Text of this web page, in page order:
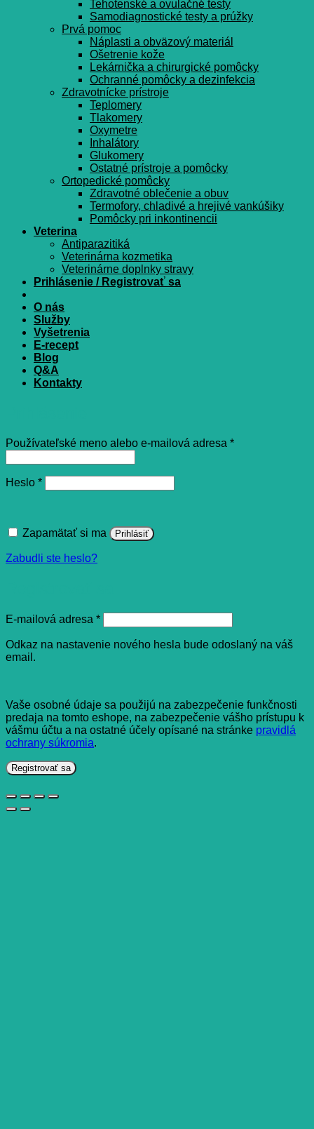
Tehotenské a ovulačné testy
Samodiagnostické testy a prúžky
Prvá pomoc
Náplasti a obväzový materiál
Ošetrenie kože
Lekárnička a chirurgické pomôcky
Ochranné pomôcky a dezinfekcia
Zdravotnícke prístroje
Teplomery
Tlakomery
Oxymetre
Inhalátory
Glukomery
Ostatné prístroje a pomôcky
Ortopedické pomôcky
Zdravotné oblečenie a obuv
Termofory, chladivé a hrejivé vankúšiky
Pomôcky pri inkontinencii
Veterina
Antiparazitiká
Veterinárna kozmetika
Veterinárne doplnky stravy
Prihlásenie / Registrovať sa
O nás
Služby
Vyšetrenia
E-recept
Blog
Q&A
Kontakty
Používateľské meno alebo e-mailová adresa *Povinné
Heslo *Povinné
Zapamätať si ma Prihlásiť
Zabudli ste heslo?
E-mailová adresa *Povinné
Odkaz na nastavenie nového hesla bude odoslaný na váš
email.
Vaše osobné údaje sa použijú na zabezpečenie funkčnosti
predaja na tomto eshope, na zabezpečenie vášho prístupu k
vášmu účtu a na ostatné účely opísané na stránke pravidlá
ochrany súkromia.
Registrovať sa